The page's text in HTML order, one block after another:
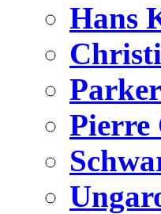
Hans
Parker
Pierre